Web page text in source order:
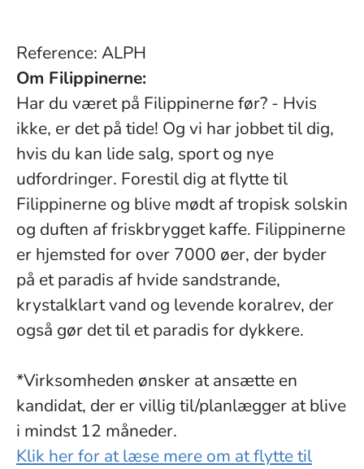
Reference: ALPH
Om Filippinerne:
Har du været på Filippinerne før? - Hvis
ikke, er det på tide! Og vi har jobbet til dig,
hvis du kan lide salg, sport og nye
udfordringer. Forestil dig at flytte til
Filippinerne og blive mødt af tropisk solskin
og duften af friskbrygget kaffe. Filippinerne
er hjemsted for over 7000 øer, der byder
på et paradis af hvide sandstrande,
krystalklart vand og levende koralrev, der
også gør det til et paradis for dykkere.
*Virksomheden ønsker at ansætte en
kandidat, der er villig til/planlægger at blive
i mindst 12 måneder.
Klik her for at læse mere om at flytte til